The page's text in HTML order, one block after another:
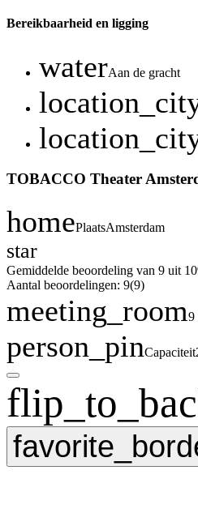
Bereikbaarheid en ligging
waterAan de gracht
TOBACCO Theater
homePlaatsAmsterdam
star
Gemiddelde beoordeling van 9 uit 10
Aantal beoordelingen: 9(9)
meeting_room9
person_pinCapaciteit